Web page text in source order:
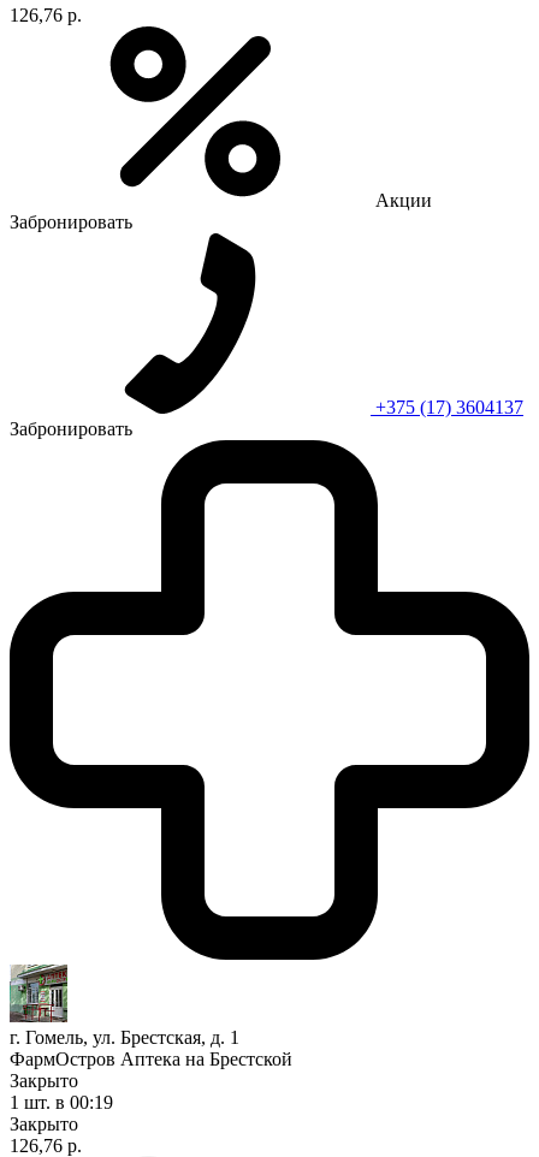
126,76 р.
Акции
Забронировать
+375 (17) 3604137
Забронировать
г. Гомель, ул. Брестская, д. 1
ФармОстров Аптека на Брестской
Закрыто
1 шт. в 00:19
Закрыто
126,76 р.